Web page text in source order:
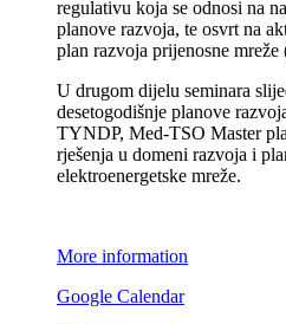
regulativu koja se odnosi na
planove razvoja, te osvrt na
plan razvoja prijenosne mreže
U drugom dijelu seminara
desetogodišnje planove
TYNDP, Med-TSO Master
rješenja u domeni razvoja i
elektroenergetske mreže.
More information
Google Calendar